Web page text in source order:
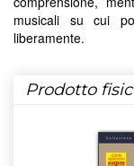
musicali su cui
liberamente.
Prodotto